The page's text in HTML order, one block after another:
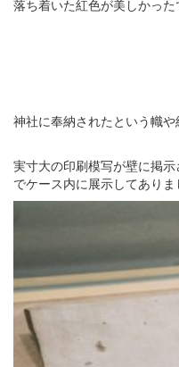
落ち着いた紅色が美しかった
神社に奉納されたという幟や
実寸大の印刷模写が壁に掲
でケース内に展示してありま